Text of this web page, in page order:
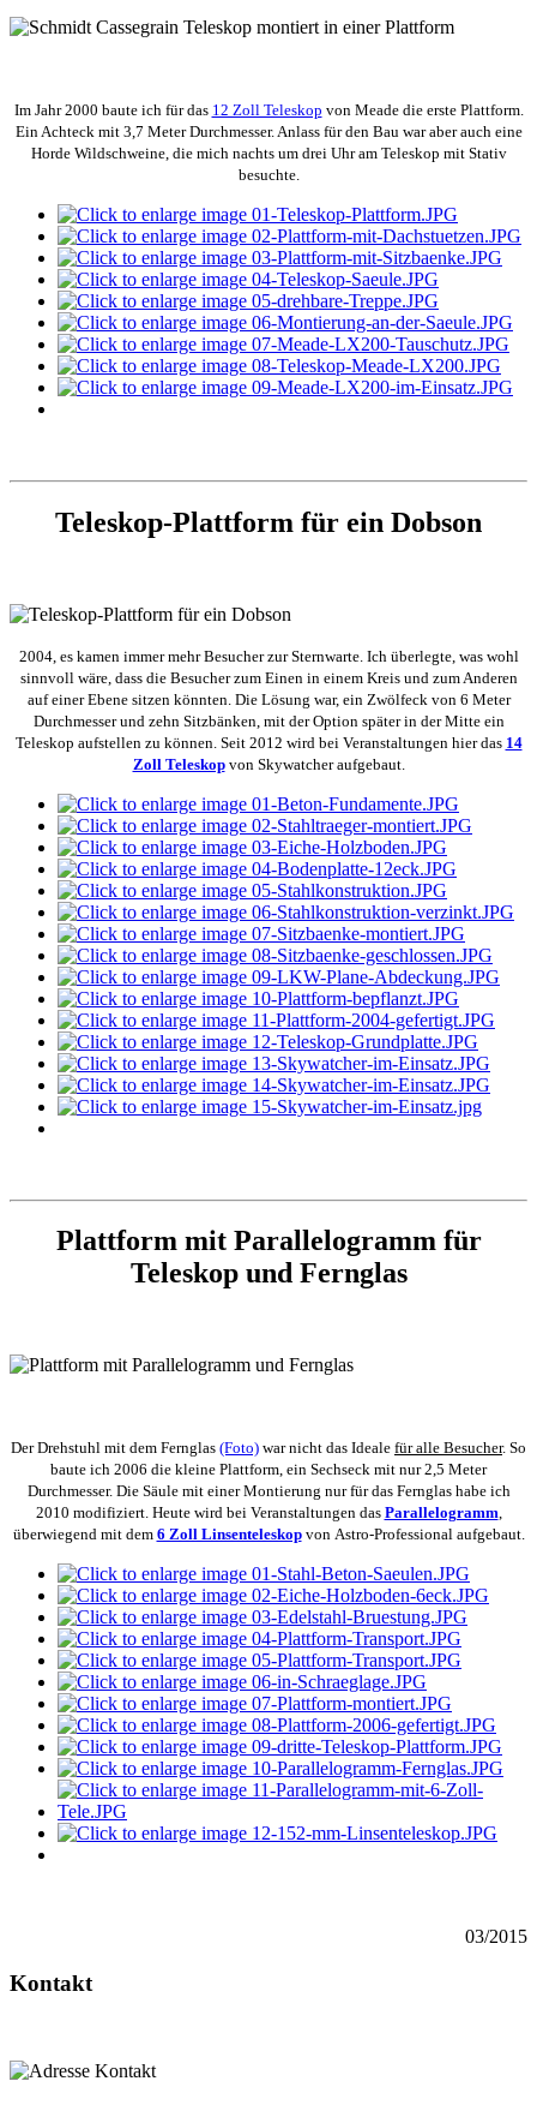
Im Jahr 2000 baute ich für das 12 Zoll Teleskop von Meade die erste Plattform.
Ein Achteck mit 3,7 Meter Durchmesser. Anlass für den Bau war aber auch eine
Horde Wildschweine, die mich nachts um drei Uhr am Teleskop mit Stativ
besuchte.
Teleskop-Plattform für ein Dobson
2004, es kamen immer mehr Besucher zur Sternwarte. Ich überlegte, was wohl
sinnvoll wäre, dass die Besucher zum Einen in einem Kreis und zum Anderen
auf einer Ebene sitzen könnten. Die Lösung war, ein Zwölfeck von 6 Meter
Durchmesser und zehn Sitzbänken, mit der Option später in der Mitte ein
Teleskop aufstellen zu können. Seit 2012 wird bei Veranstaltungen hier das 14
Zoll Teleskopvon Skywatcher aufgebaut.
Plattform mit Parallelogramm für
Teleskop und Fernglas
Der Drehstuhl mit dem Fernglas (Foto) war nicht das Ideale für alle Besucher. So
baute ich 2006 die kleine Plattform, ein Sechseck mit nur 2,5 Meter
Durchmesser. Die Säule mit einer Montierung nur für das Fernglas habe ich
2010 modifiziert. Heute wird bei Veranstaltungen das Parallelogramm,
überwiegend mit dem 6 Zoll Linsenteleskopvon Astro-Professional aufgebaut.
03/2015
Kontakt